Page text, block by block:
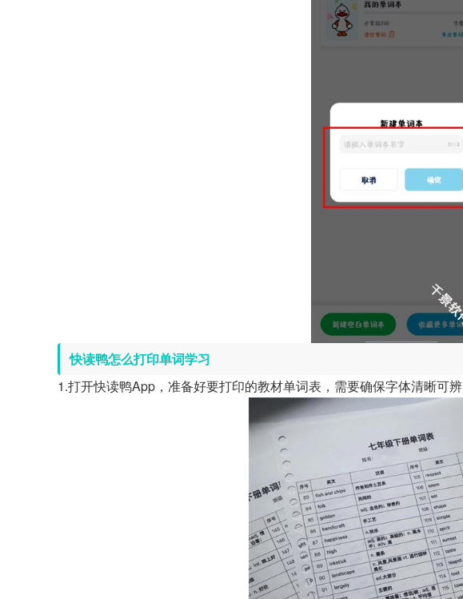
快读鸭怎么打印单词学习
1.打开快读鸭App，准备好要打印的教材单词表，需要确保字体清晰可辨